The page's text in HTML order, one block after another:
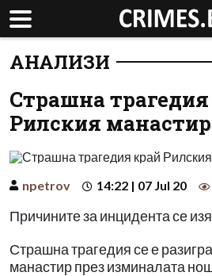
АНАЛИЗИ
Страшна
Рилския манастир
npetrov 14:22 | 07 Jul 20
Причините за инцидента се
Страшна трагедия се е
манастир през изминалата